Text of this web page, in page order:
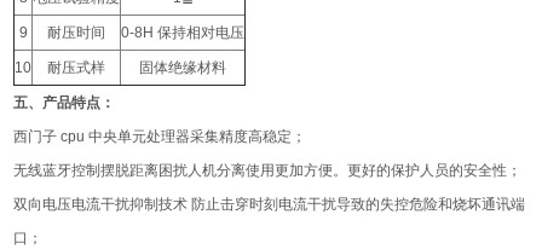
9 耐压时间 0-8H 保持相对电压
10 耐压式样 固体绝缘材料
五、产品特点：
西门子 cpu 中央单元处理器采集精度高稳定；
无线蓝牙控制摆脱距离困扰人机分离使用更加方便。更好的保护人员的安全性；
双向电压电流干扰抑制技术 防止击穿时刻电流干扰导致的失控危险和烧坏通讯端
口；